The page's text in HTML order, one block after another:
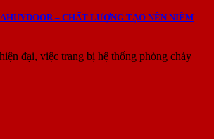
– CHẤT LƯỢNG TẠO NÊN NIỀM
đại, việc trang bị hệ thống phòng cháy